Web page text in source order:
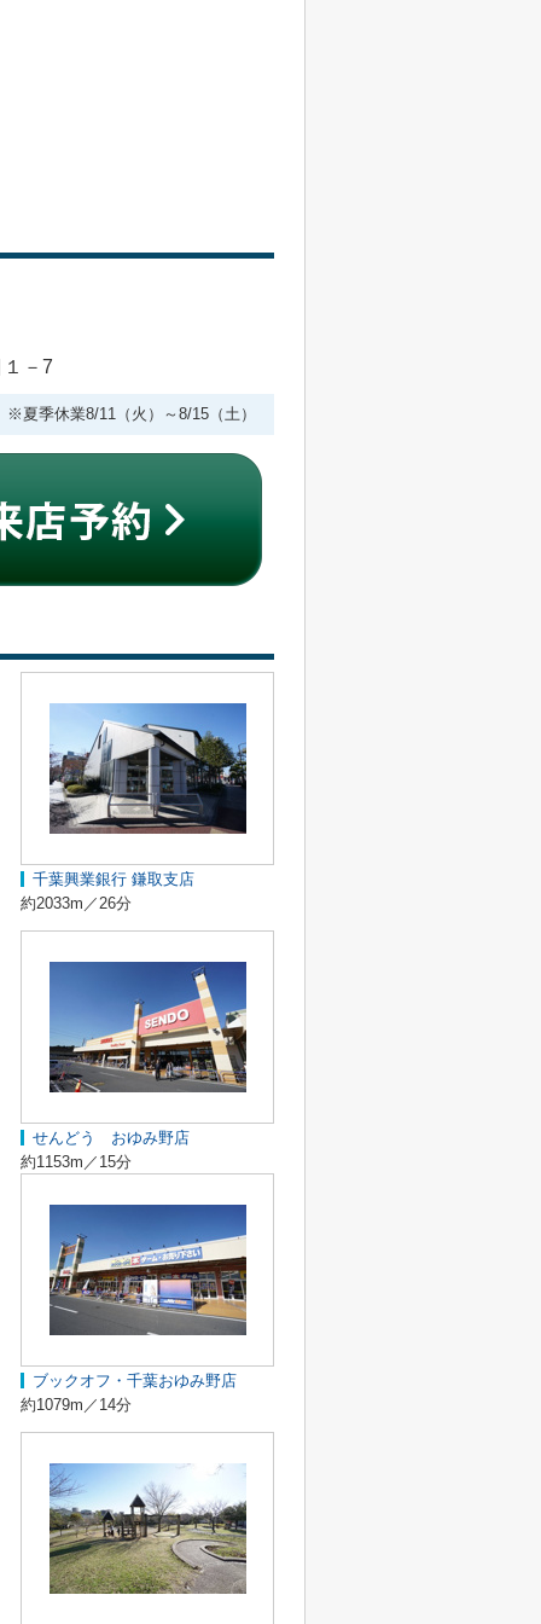
－7
夏季休業8/11（火）～8/15（土）
千葉興業銀行 鎌取支店
約2033m／26分
せんどう おゆみ野店
約1153m／15分
ブックオフ・千葉おゆみ野店
約1079m／14分